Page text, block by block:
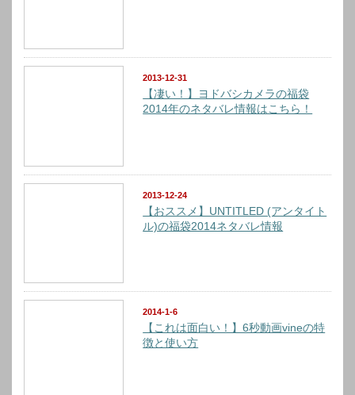
2013-12-31
【凄い！】ヨドバシカメラの福袋
2014年のネタバレ情報はこちら！
2013-12-24
【おススメ】UNTITLED (アンタイト
ル)の福袋2014ネタバレ情報
2014-1-6
【これは面白い！】6秒動画vineの特
徴と使い方